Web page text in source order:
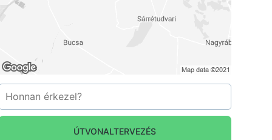
ÚTVONALTERVEZÉS